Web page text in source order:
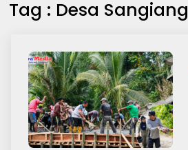
Tag : Desa Sangiang